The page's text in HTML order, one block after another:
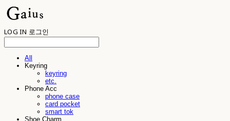
LOG IN 로그인
All
Keyring
keyring
etc.
Phone Acc
phone case
card pocket
smart tok
Shoe Charm